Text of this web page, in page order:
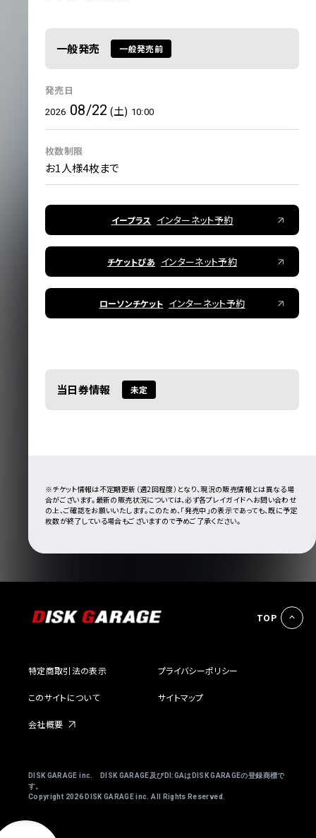
一般発売 一般発売前
発売日
2026 08/22 (土) 10:00
枚数制限
お1人様4枚まで
イープラス インターネット予約
チケットぴあ インターネット予約
ローソンチケット インターネット予約
当日券情報 未定
※チケット情報は不定期更新（週2回程度）となり、現況の販売情報とは異なる場
合がございます。最新の販売状況については、必ず各プレイガイドへお問い合わせ
の上、ご確認をお願いいたします。このため、「発売中」の表示であっても、既に予定
枚数が終了している場合もございますので予めご了承ください。
TOP
特定商取引法の表示 プライバシーポリシー
このサイトについて サイトマップ
会社概要
DISK GARAGE inc. DISK GARAGE及びDI:GAはDISK GARAGEの登録商標で
す。
Copyright 2026 DISK GARAGE inc. All Rights Reserved.